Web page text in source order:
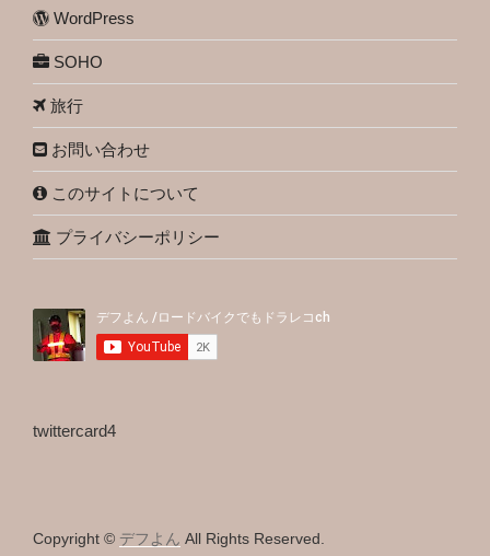
WordPress
SOHO
旅行
お問い合わせ
このサイトについて
プライバシーポリシー
twittercard4
Copyright © デフよん All Rights Reserved.